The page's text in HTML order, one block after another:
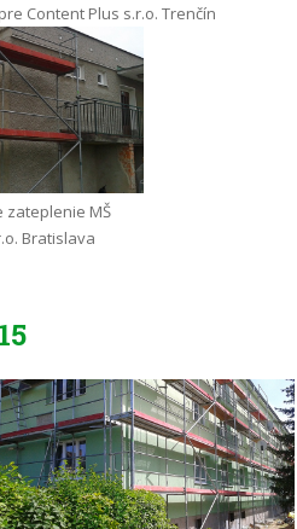
pre Content Plus s.r.o. Trenčín
zateplenie MŠ
Bratislava